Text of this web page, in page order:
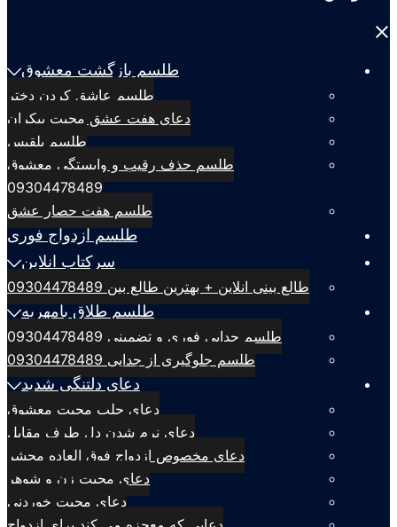
Close
طلسم بازگشت معشوق
طلسم عاشق کردن دختر
دعای هفت عشق محبت بیکران
طلسم بلقيس
طلسم حذف رقیب و وابستگی معشوق
09304478489
طلسم هفت حصار عشق
طلسم ازدواج فوری
سرکتاب انلاین
طالع بینی انلاین + بهترین طالع بین 09304478489
طلسم طلاق بامهریه
طلسم جدایی فوری و تضمینی 09304478489
طلسم جلوگیری از جدایی 09304478489
دعای دلتنگی شدید
دعای جلب محبت معشوق
دعای نرم شدن دل طرف مقابل
دعای مخصوص ازدواج فوق العاده محشر
دعای محبت زن و شوهر
دعای محبت خوردنی